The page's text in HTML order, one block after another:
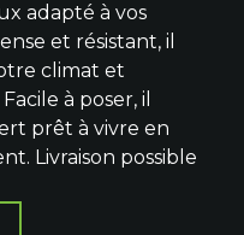
adapté à vos
et résistant, il
climat et
à poser, il
prêt à vivre en
Livraison possible